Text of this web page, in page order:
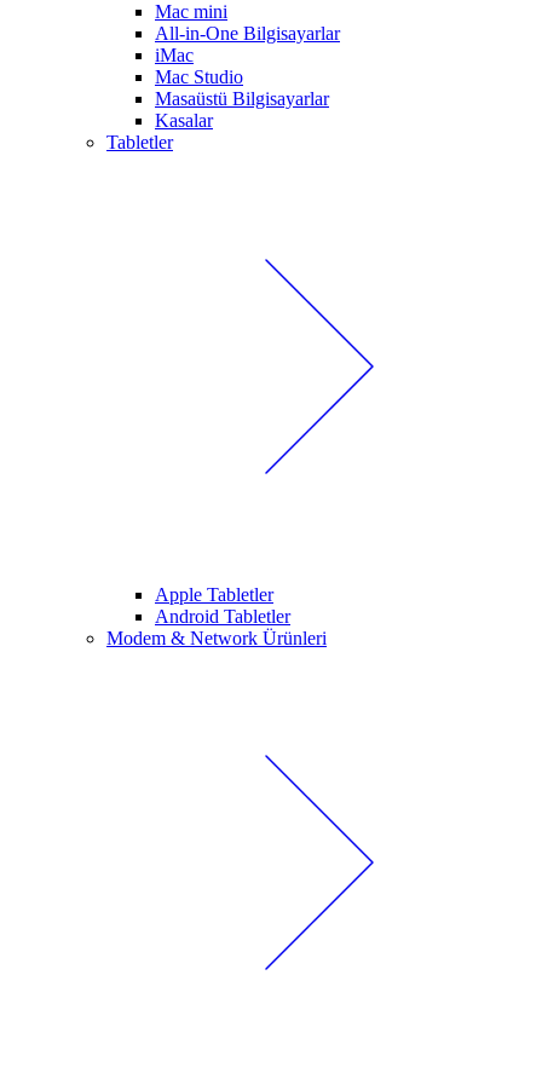
Mac mini
All-in-One Bilgisayarlar
iMac
Mac Studio
Masaüstü Bilgisayarlar
Kasalar
Tabletler
Apple Tabletler
Android Tabletler
Modem & Network Ürünleri